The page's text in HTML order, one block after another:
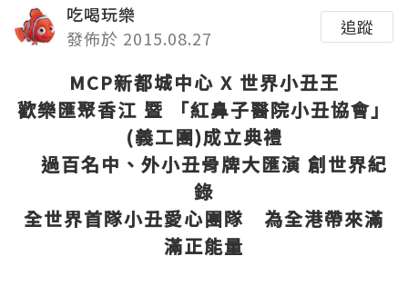
吃喝玩樂
發佈於 2015.08.27
追蹤
MCP新都城中心 X 世界小丑王
歡樂匯聚香江 暨
「紅鼻子醫院小丑協會」
(義工團)成立典禮
過百名中、外小丑骨牌大匯演 創世界紀
錄
全世界首隊小丑愛心團隊 為全港帶來滿
滿正能量